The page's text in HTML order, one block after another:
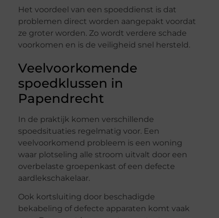
Het voordeel van een spoeddienst is dat
problemen direct worden aangepakt voordat
ze groter worden. Zo wordt verdere schade
voorkomen en is de veiligheid snel hersteld.
Veelvoorkomende
spoedklussen in
Papendrecht
In de praktijk komen verschillende
spoedsituaties regelmatig voor. Een
veelvoorkomend probleem is een woning
waar plotseling alle stroom uitvalt door een
overbelaste groepenkast of een defecte
aardlekschakelaar.
Ook kortsluiting door beschadigde
bekabeling of defecte apparaten komt vaak